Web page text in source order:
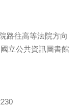
路往高等法院方向
立公共資訊圖書館